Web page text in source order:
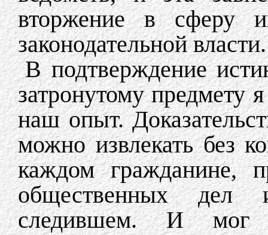
вторжение в сферу
законодательной
В подтверждение
затронутому предмету
наш опыт.
можно извлекать без
каждом гражданине,
общественных дел
следившем. И мог